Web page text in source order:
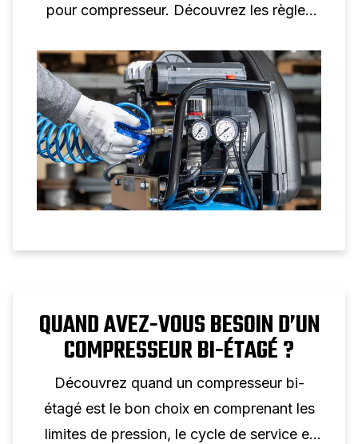
pour compresseur. Découvrez les règles
manomètres et des conseils d’installation
pour un contrôle fiable de la pression d’air.
QUAND AVEZ-VOUS BESOIN D’UN
COMPRESSEUR BI-ÉTAGÉ ?
Découvrez quand un compresseur bi-
étagé est le bon choix en comprenant les
limites de pression, le cycle de service et